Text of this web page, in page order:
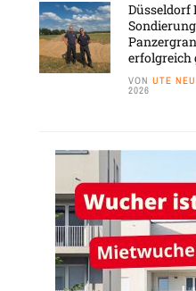
Düsseldorf
erfolgreich
VON UTE
2026